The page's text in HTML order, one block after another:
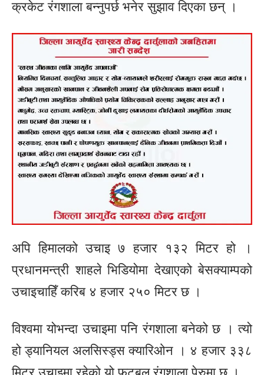
क्रकेट रंगशाला बन्नुपर्छ भनेर सुझाव दिएका छन् ।
अपि हिमालको उचाइ ७ हजार १३२ मिटर हो ।
प्रधानमन्त्री शाहले भिडियोमा देखाएको बेसक्याम्पको
उचाइचाहिँ करिब ४ हजार २५० मिटर छ ।
विश्वमा योभन्दा उचाइमा पनि रंगशाला बनेको छ । त्यो
हो ड्यानियल अलसिस्ड्स क्यारिओन । ४ हजार ३३८